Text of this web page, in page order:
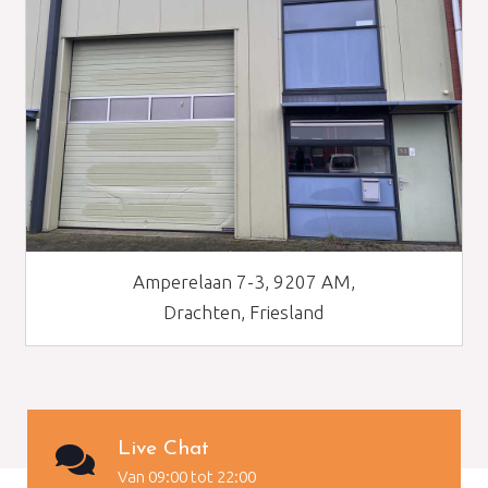
Amperelaan 7-3, 9207 AM,
Drachten, Friesland
Live Chat
Van 09:00 tot 22:00